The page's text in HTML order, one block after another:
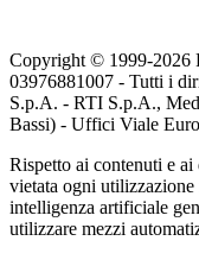
Copyright © 1999-2026
03976881007 - Tutti i
S.p.A. - RTI S.p.A.,
Bassi) - Uffici Viale
Rispetto ai contenuti e
vietata ogni utilizzazione
intelligenza artificiale
utilizzare mezzi